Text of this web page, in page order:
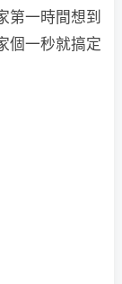
第一時間想到
個一秒就搞定